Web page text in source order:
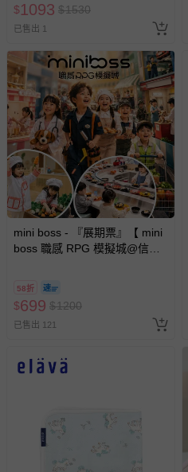
$1093 $1530
已售出 1
mini boss - 『展期票』【 mini
boss 職感 RPG 模擬城@信義
券，於展期現場憑訂單編號兌
換，依現場梯次安排入場，逾
期作廢) (兒童票(2歲以上)贈一
名陪伴成人)
58折
$699 $1200
已售出 121